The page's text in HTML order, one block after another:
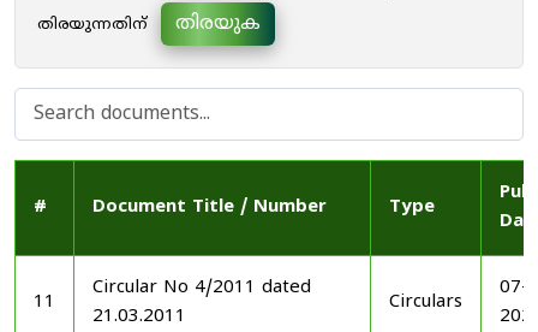
തിരയുന്നതിന്
തിരയുക
# Document Title / Number Type
11
Circular No 4/2011 dated
21.03.2011
Circulars
07-